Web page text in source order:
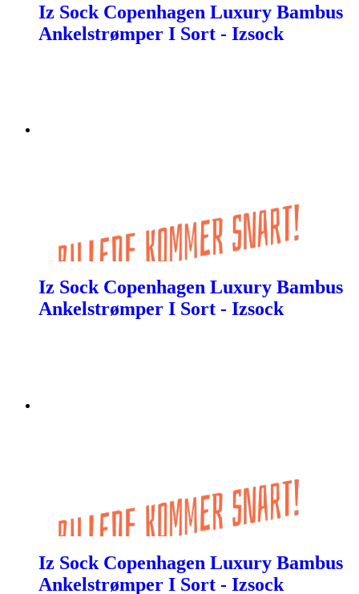
Iz Sock Copenhagen Luxury Bambus
Ankelstrømper I Sort - Izsock
Iz Sock Copenhagen Luxury Bambus
Ankelstrømper I Sort - Izsock
Iz Sock Copenhagen Luxury Bambus
Ankelstrømper I Sort - Izsock